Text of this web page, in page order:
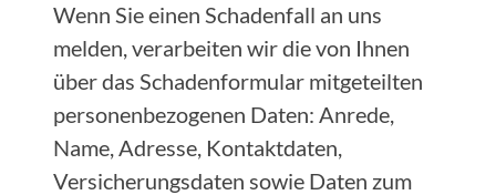
Wenn Sie einen Schadenfall an uns
melden, verarbeiten wir die von Ihnen
über das Schadenformular mitgeteilten
personenbezogenen Daten: Anrede,
Name, Adresse, Kontaktdaten,
Versicherungsdaten sowie Daten zum